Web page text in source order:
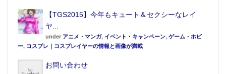
【TGS2015】今年もキュート＆セクシーなレイ
ヤ...
under アニメ・マンガ, イベント・キャンペーン, ゲーム・ホビ
ー, コスプレ｜コスプレイヤーの情報と画像が満載
お問い合わせ